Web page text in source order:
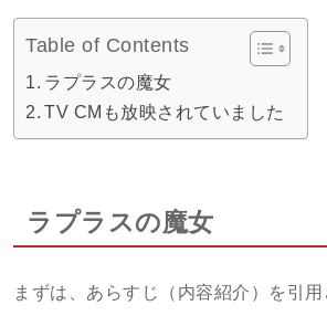
Table of Contents
ラプラスの魔女
TV CMも放映されていました
ラプラスの魔女
まずは、あらすじ（内容紹介）を引